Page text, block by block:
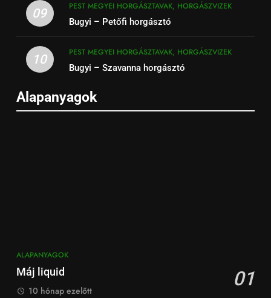
09
PEST MEGYEI HORGÁSZTAVAK, HORGÁSZVIZEK
Bugyi – Petőfi horgásztó
10
PEST MEGYEI HORGÁSZTAVAK, HORGÁSZVIZEK
Bugyi – Szavanna horgásztó
Alapanyagok
ALAPANYAGOK
Máj liquid 01
10 hónap ezelőtt